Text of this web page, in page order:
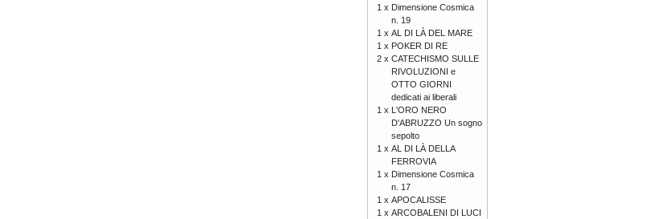
1 x Dimensione Cosmica
n. 19
1 x AL DI LÀ DEL MARE
1 x POKER DI RE
2 x CATECHISMO SULLE
RIVOLUZIONI e
OTTO GIORNI
dedicati ai liberali
1 x L'ORO NERO
D'ABRUZZO Un sogno
sepolto
1 x AL DI LÀ DELLA
FERROVIA
1 x Dimensione Cosmica
n. 17
1 x APOCALISSE
1 x ARCOBALENI DI LUCI